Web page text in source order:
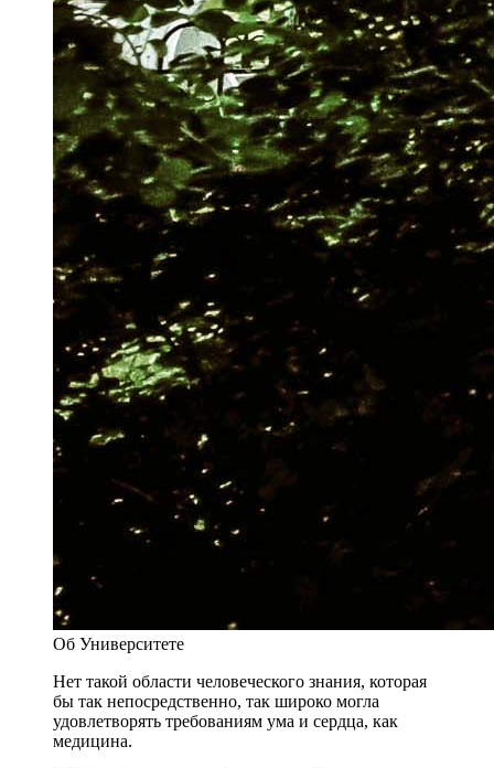
Об Университете
Нет такой области человеческого знания, которая
бы так непосредственно, так широко могла
удовлетворять требованиям ума и сердца, как
медицина.